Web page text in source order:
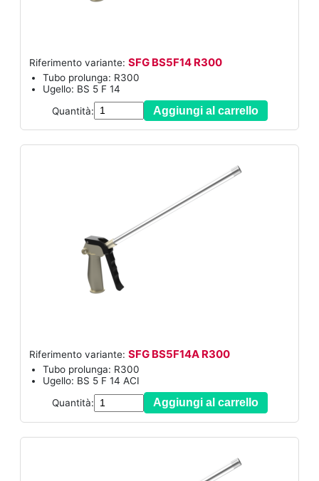
Riferimento variante: SFG BS5F14 R300
Tubo prolunga: R300
Ugello: BS 5 F 14
Quantità:
Aggiungi al carrello
Riferimento variante: SFG BS5F14A R300
Tubo prolunga: R300
Ugello: BS 5 F 14 ACI
Quantità:
Aggiungi al carrello